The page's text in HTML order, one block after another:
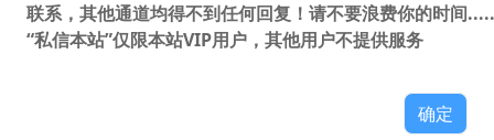
联系，其他通道均得不到任何回复！请不要浪费你的时间
“私信本站”仅限本站VIP用户，其他用户不提供服务
确定